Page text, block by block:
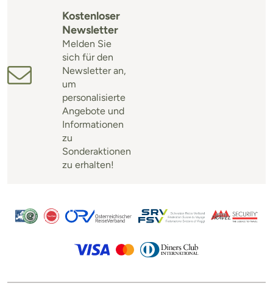
Kostenloser
Newsletter
Melden Sie
sich für den
Newsletter an,
um
personalisierte
Angebote und
Informationen
zu
Sonderaktionen
zu erhalten!